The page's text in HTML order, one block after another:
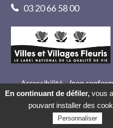
03 20 66 58 00
Accessibilité – (non
Crédits
-
En continuant de défiler, vous
pouvant installer des
Personnaliser